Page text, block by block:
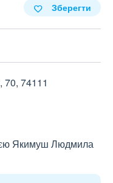
Зберегти
70, 74111
Якимуш Людмила